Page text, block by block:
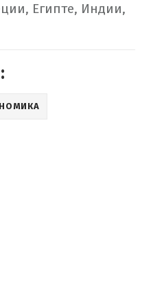
Египте, Индии,